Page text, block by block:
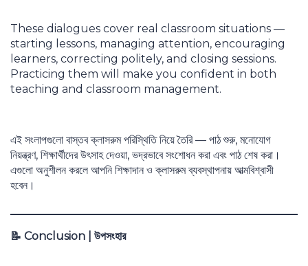
These dialogues cover real classroom situations —
starting lessons, managing attention, encouraging
learners, correcting politely, and closing sessions.
Practicing them will make you confident in both
teaching and classroom management.
এই সংলাপগুলো বাস্তব ক্লাসরুম পরিস্থিতি নিয়ে তৈরি — পাঠ শুরু, মনোযোগ
নিয়ন্ত্রণ, শিক্ষার্থীদের উৎসাহ দেওয়া, ভদ্রভাবে সংশোধন করা এবং পাঠ শেষ করা।
এগুলো অনুশীলন করলে আপনি শিক্ষাদান ও ক্লাসরুম ব্যবস্থাপনায় আত্মবিশ্বাসী
হবেন।
📝 Conclusion | উপসংহার